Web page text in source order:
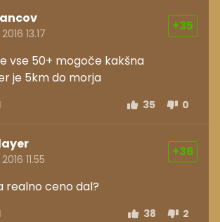
13.17
+35
vse 50+ mogoče kakšna
je 5km do morja
35 0
11.55
+36
realno ceno dal?
38 2